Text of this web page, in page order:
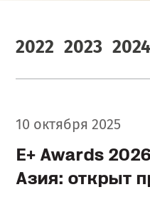
2022 2023 2024
10 октября 2025
E+ Awards
Азия: открыт